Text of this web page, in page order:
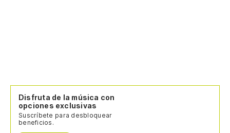
Disfruta de la música con
opciones exclusivas
Suscríbete para desbloquear
beneficios.